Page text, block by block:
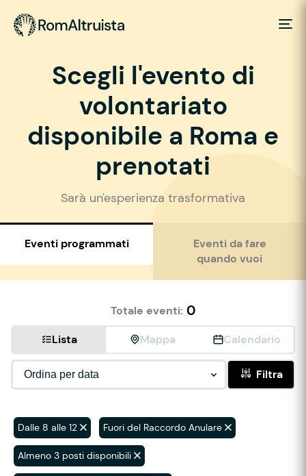
Scegli l'evento di
volontariato
disponibile a Roma e
prenotati
Sarà un'esperienza trasformativa
Eventi programmati
Eventi da fare
quando vuoi
Totale eventi: 0
Lista Mappa Calendario
Filtra
Dalle 8 alle 12 Fuori del Raccordo Anulare
Almeno 3 posti disponibili